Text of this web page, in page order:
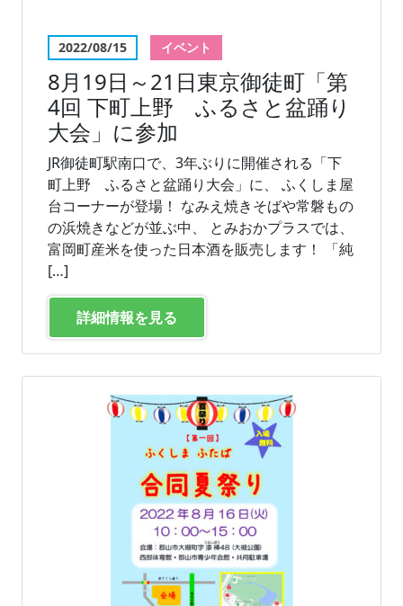
2022/08/15 イベント
8月19日～21日東京御徒町「第
4回 下町上野 ふるさと盆踊り
大会」に参加
JR御徒町駅南口で、3年ぶりに開催される「下
町上野 ふるさと盆踊り大会」に、 ふくしま屋
台コーナーが登場！ なみえ焼きそばや常磐もの
の浜焼きなどが並ぶ中、 とみおかプラスでは、
富岡町産米を使った日本酒を販売します！ 「純
[…]
詳細情報を見る